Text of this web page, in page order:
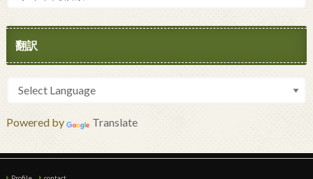
翻訳
Powered by Translate
Profile contact